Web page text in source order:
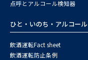
点呼とアルコール検知器
ひと・いのち・アルコール
飲酒運転Fact sheet
飲酒運転防止条例